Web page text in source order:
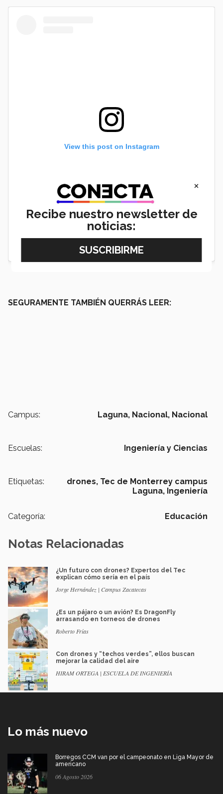
View this post on Instagram
SEGURAMENTE TAMBIÉN QUERRÁS LEER:
Campus: Laguna, Nacional, Nacional
Escuelas: Ingeniería y Ciencias
Etiquetas: drones, Tec de Monterrey campus
Laguna, Ingeniería
Categoría: Educación
Notas Relacionadas
¿Un futuro con drones? Expertos del Tec
explican cómo sería en el país
Jorge Hernández | Campus Zacatecas
¿Es un pájaro o un avión? Es DragonFly
arrasando en torneos de drones
Roberto Frías
Con drones y “techos verdes”, ellos buscan
mejorar la calidad del aire
HIRAM ORTEGA | ESCUELA DE INGENIERÍA
Lo más nuevo
Borregos CCM van por el campeonato en Liga Mayor de
americano
06 Agosto 2026
×
Recibe nuestro newsletter de
noticias: